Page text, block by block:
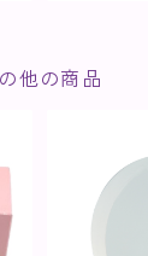
他の商品